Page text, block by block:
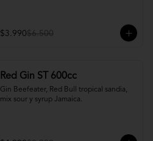
$3.990$6.500
Red Gin ST 600cc
Gin Beefeater, Red Bull tropical sandia,
mix sour y syrup Jamaica.